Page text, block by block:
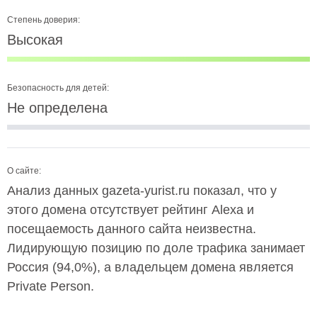
Степень доверия:
Высокая
Безопасность для детей:
Не определена
О сайте:
Анализ данных gazeta-yurist.ru показал, что у
этого домена отсутствует рейтинг Alexa и
посещаемость данного сайта неизвестна.
Лидирующую позицию по доле трафика занимает
Россия (94,0%), а владельцем домена является
Private Person.